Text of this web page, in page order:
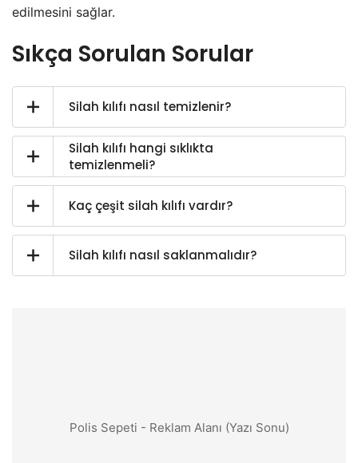
edilmesini sağlar.
Sıkça Sorulan Sorular
Silah kılıfı nasıl temizlenir?
Silah kılıfı hangi sıklıkta
temizlenmeli?
Kaç çeşit silah kılıfı vardır?
Silah kılıfı nasıl saklanmalıdır?
Polis Sepeti - Reklam Alanı (Yazı Sonu)